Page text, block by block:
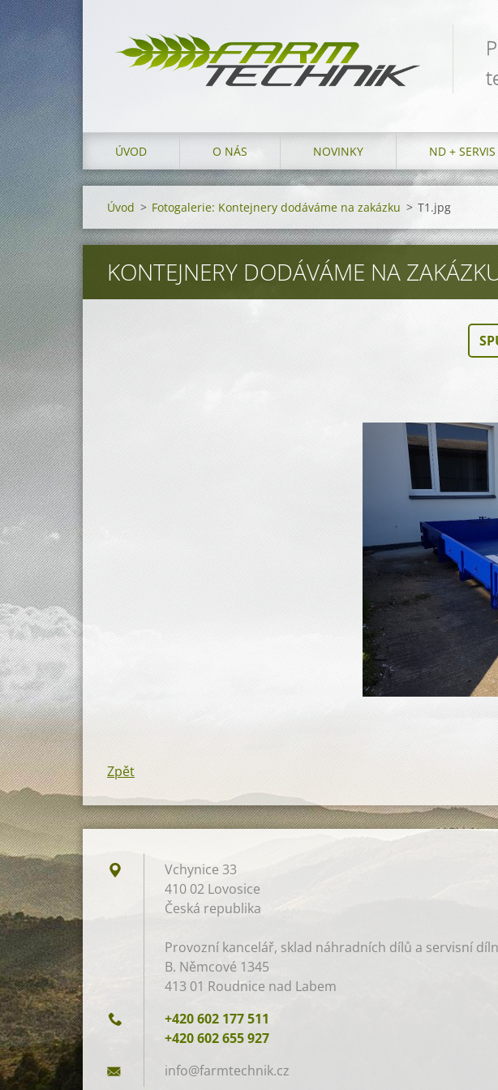
ÚVOD O NÁS NOVINKY ND +
Úvod > Fotogalerie: Kontejnery dodáváme na zakázku > T1.jpg
KONTEJNERY DODÁVÁME NA
Zpět
Vchynice 33
410 02 Lovosice
Česká republika
Provozní kancelář, sklad náhradních dílů a servisní
B. Němcové 1345
413 01 Roudnice nad Labem
+420 602 177 511
+420 602 655 927
info@farmtechnik.cz